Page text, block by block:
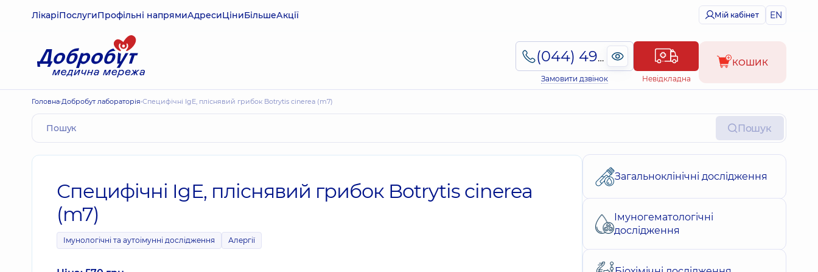
ЛікаріПослугиПрофільні напрямиАдресиЦіниБільшеАкції Мій кабінет EN
(044) 495-2-888
Замовити дзвінок Невідкладна
КОШИК
Головна Добробут лабораторія Специфічні IgE, пліснявий грибок Botrytis cinerea (m7)
Пошук
Специфічні IgE, пліснявий грибок Botrytis cinerea
(m7)
Імунологічні та аутоімунні дослідження Алергії
Загальноклінічні дослідження
Імуногематологічні
дослідження